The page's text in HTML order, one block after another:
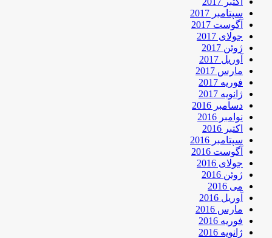
سپتامبر 2017
آگوست 2017
جولای 2017
ژوئن 2017
آوریل 2017
مارس 2017
فوریه 2017
ژانویه 2017
دسامبر 2016
نوامبر 2016
اکتبر 2016
سپتامبر 2016
آگوست 2016
جولای 2016
ژوئن 2016
می 2016
آوریل 2016
مارس 2016
فوریه 2016
ژانویه 2016